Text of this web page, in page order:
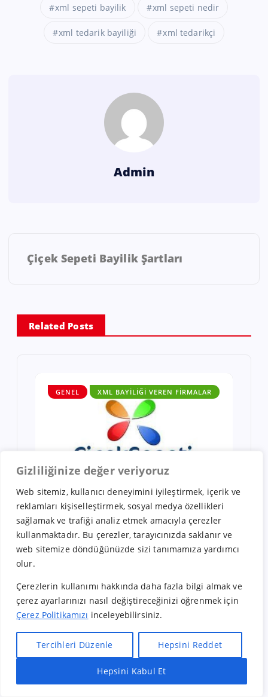
Gizliliğinize değer veriyoruz
Web sitemiz, kullanıcı deneyimini iyileştirmek, içerik ve
reklamları kişiselleştirmek, sosyal medya özellikleri
sağlamak ve trafiği analiz etmek amacıyla çerezler
kullanmaktadır. Bu çerezler, tarayıcınızda saklanır ve
web sitemize döndüğünüzde sizi tanımamıza yardımcı
olur.
Çerezlerin kullanımı hakkında daha fazla bilgi almak ve
çerez ayarlarınızı nasıl değiştireceğinizi öğrenmek için
Çerez Politikamızı inceleyebilirsiniz.
Tercihleri Düzenle Hepsini Reddet
Hepsini Kabul Et
xml sepeti bayilik xml sepeti nedir
xml tedarik bayiliği xml tedarikçi
Admin
Çiçek Sepeti Bayilik Şartları
Related Posts
GENEL XML BAYILIĞI VEREN FIRMALAR
Eylül 24, 2024
## **Çiçek Sepeti Bayilik Şartları ve
Girişimcilik Fırsatları (2025 Güncel
Rehber)** Online alışveriş dünyasında
adını Türkiye’nin en bilinen markaları
yalnızca çiçek satışıyla değil, aynı
Hızlı Bayilik Al